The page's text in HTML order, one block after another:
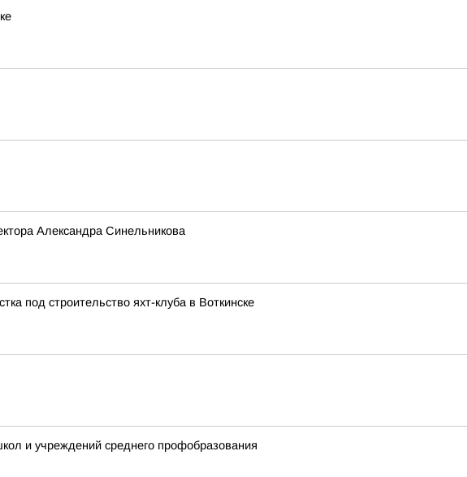
Александра Синельникова
под строительство яхт-клуба в Воткинске
и учреждений среднего профобразования